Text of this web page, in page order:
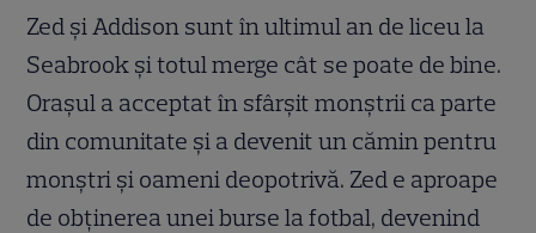
Zed și Addison sunt în ultimul an de liceu la
Seabrook și totul merge cât se poate de bine.
Orașul a acceptat în sfârșit monștrii ca parte
din comunitate și a devenit un cămin pentru
monștri și oameni deopotrivă. Zed e aproape
de obținerea unei burse la fotbal, devenind